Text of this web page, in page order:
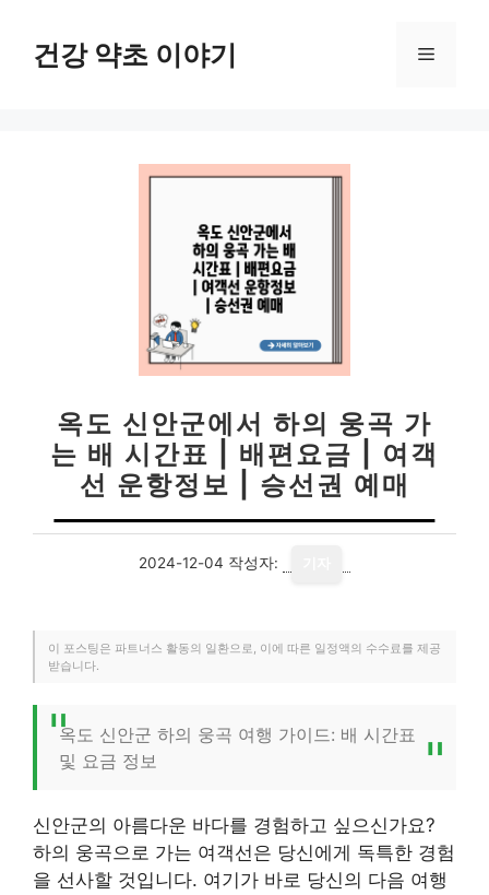
건강 약초 이야기 메
옥도 신안군에서 하의 웅곡 가
는 배 시간표 | 배편요금 | 여객
선 운항정보 | 승선권 예매
2024-12-04 작성자:
이 포스팅은 파트너스 활동의 일환으로, 이에 따른 일정액의 수수료를 제공
받습니다.
옥도 신안군 하의 웅곡 여행 가이드: 배 시간표
및 요금 정보
신안군의 아름다운 바다를 경험하고 싶으신가요?
하의 웅곡으로 가는 여객선은 당신에게 독특한 경험
을 선사할 것입니다. 여기가 바로 당신의 다음 여행